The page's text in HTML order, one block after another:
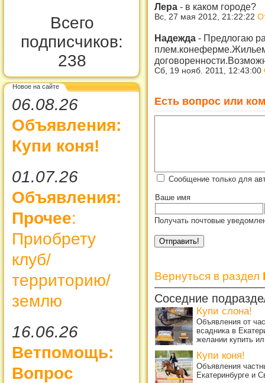
Всего
подписчиков:
238
Новое на сайте
06.08.26
Объявления:
Купи коня!
01.07.26
Объявления:
Прочее:
Приобрету
клуб/
территорию/
землю
16.06.26
Ветпомощь:
Вопрос
Лера - в каком городе?
Вс, 27 мая 2012, 21:22:22
Надежда - Предлогаю
Сб, 19 нояб. 2011, 12:43:00
Есть вопрос или
Сообщение только для
Ваше имя
Получать почтовые
Вернуться в раздел
Соседние
Купи слона!
Объявления от
всадника в
желании купить
Купи коня!
Объявления
Екатеринбурге и